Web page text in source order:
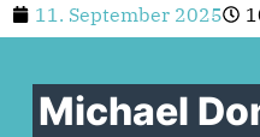
11. September 2025
Michael